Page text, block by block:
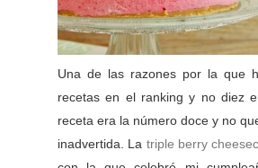
Una de las razones por la que
recetas en el ranking y no diez
receta era la número doce y no
inadvertida. La triple berry